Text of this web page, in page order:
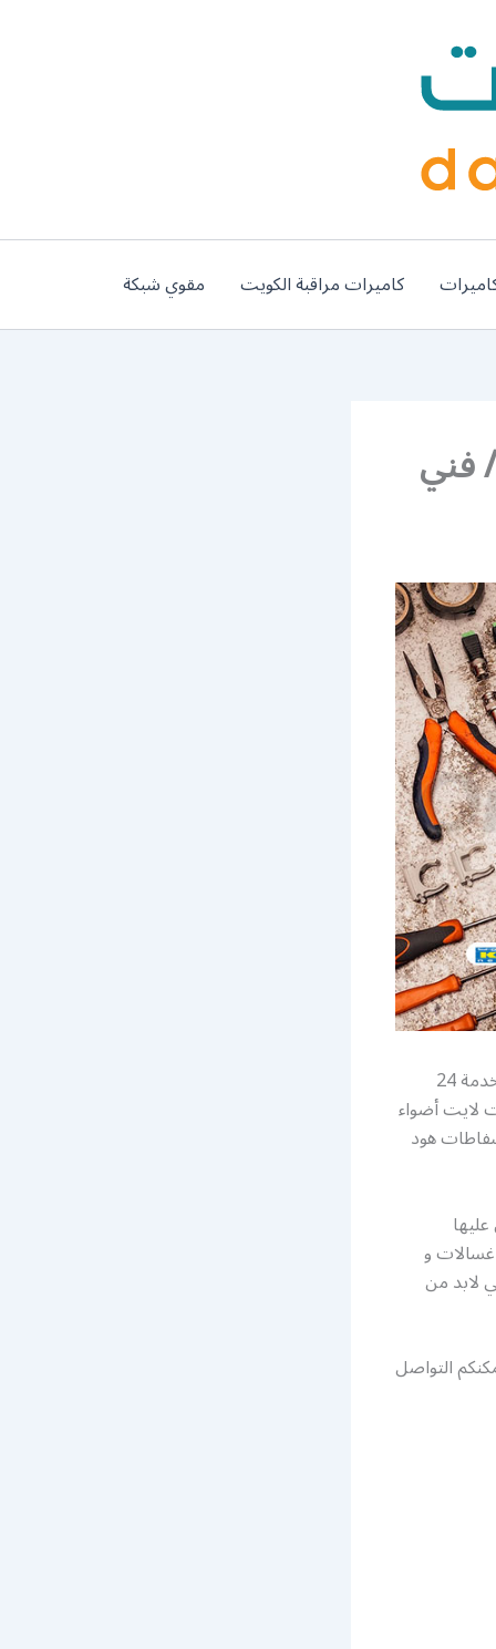
كاميرات مراقبة الكويت مقوي شبكة
الشعب السكنية / 66191325 / فني
رقم كهربائي منازل الشعب السكنية بالكويت فني تصليح صيانة كهرباء منزلي وتجاري خدمة 24
لايت أضواء
هود
غسالات و
لابد من
التواصل